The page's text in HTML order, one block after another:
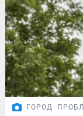
ГОРОД